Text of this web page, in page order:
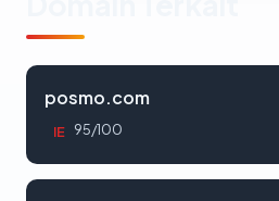
posmo.com
IE 95/100